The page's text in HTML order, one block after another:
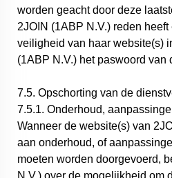
worden geacht door deze
2JOIN (1ABP N.V.) reden
veiligheid van haar website(s)
(1ABP N.V.) het paswoord van
7.5. Opschorting van de
7.5.1. Onderhoud,
Wanneer de website(s) van
aan onderhoud, of
moeten worden doorgevoerd,
N.V.) over de mogelijkheid om